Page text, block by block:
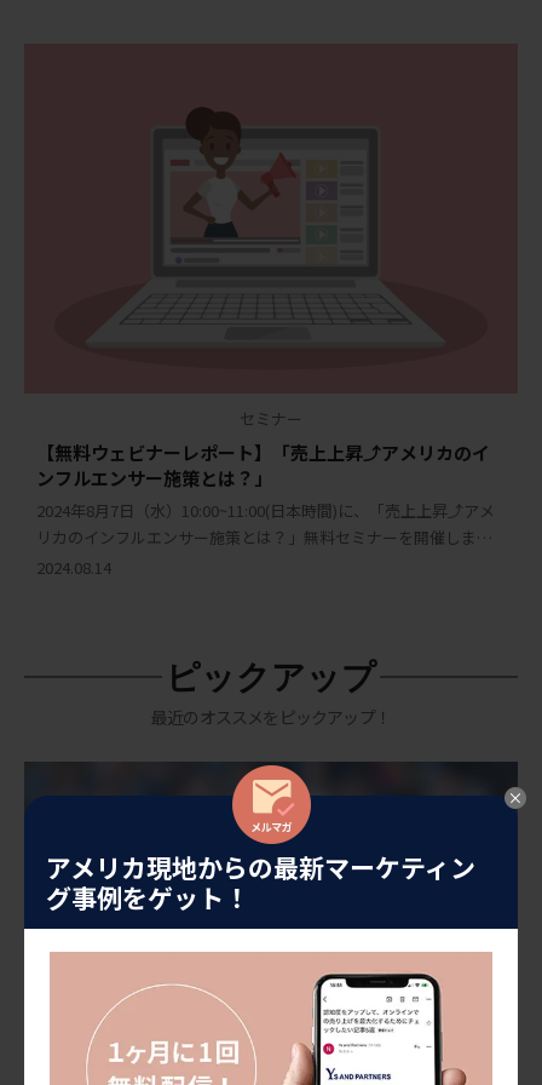
アメリカ現地からの最新マーケティン
グ事例をゲット！
セミナー
【無料ウェビナーレポート】「売上上昇⤴︎アメリカのイ
ンフルエンサー施策とは？」
2024年8月7日（水）10:00~11:00(日本時間)に、「売上上昇⤴︎アメ
リカのインフルエンサー施策とは？」無料セミナーを開催しまし
た。現在のアメリカのリアルなSNS事情とアメリカでますます比
2024.08.14
ピックアップ
最近のオススメをピックアップ！